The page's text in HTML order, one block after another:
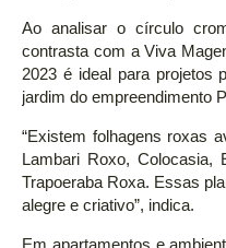
Ao analisar o círculo
contrasta com a Viva
2023 é ideal para projetos
jardim do empreendimento
“Existem folhagens roxas
Lambari Roxo, Colocasia,
Trapoeraba Roxa. Essas
alegre e criativo”, indica.
Em apartamentos e